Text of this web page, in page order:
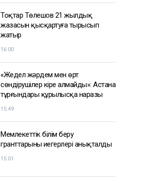
Тоқтар Төлешов 21 жылдық
жазасын қысқартуға тырысып
жатыр
16:00
«Жедел жәрдем мен өрт
сөндірушілер кіре алмайды»: Астана
тұрғындары құрылысқа наразы
15:49
Мемлекеттік білім беру
гранттарының иегерлері анықталды
15:01